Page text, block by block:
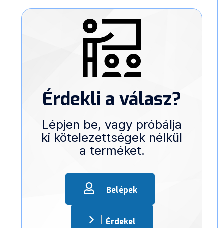
Érdekli a válasz?
Lépjen be, vagy próbálja
ki kötelezettségek nélkül
a terméket.
Belépek
Érdekel